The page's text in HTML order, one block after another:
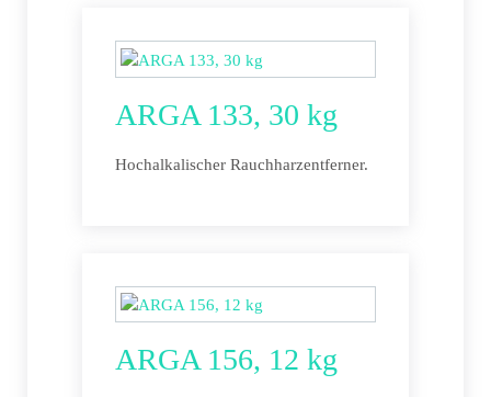
ARGA 133, 30 kg
Hochalkalischer Rauchharzentferner.
ARGA 156, 12 kg